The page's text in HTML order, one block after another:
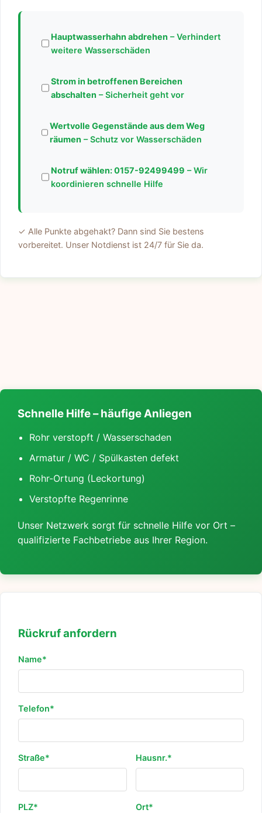
Hauptwasserhahn abdrehen – Verhindert
weitere Wasserschäden
Strom in betroffenen Bereichen
abschalten – Sicherheit geht vor
Wertvolle Gegenstände aus dem Weg
räumen – Schutz vor Wasserschäden
Notruf wählen:0157-92499499 – Wir
koordinieren schnelle Hilfe
✓ Alle Punkte abgehakt? Dann sind Sie bestens
vorbereitet. Unser Notdienst ist 24/7 für Sie da.
Schnelle Hilfe – häufige Anliegen
Rohr verstopft / Wasserschaden
Armatur / WC / Spülkasten defekt
Rohr-Ortung (Leckortung)
Verstopfte Regenrinne
Unser Netzwerk sorgt für schnelle Hilfe vor Ort –
qualifizierte Fachbetriebe aus Ihrer Region.
Rückruf anfordern
Name*
Telefon*
Straße* Hausnr.*
PLZ* Ort*